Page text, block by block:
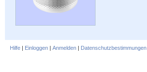
Hilfe | Einloggen | Anmelden | Datenschutzbestimmungen